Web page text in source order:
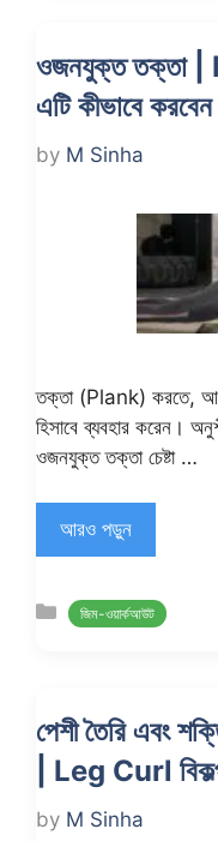
ওজনযুক্ত তক্তা |
এটি কীভাবে
by M Sinha
তক্তা (Plank) করতে,
হিসাবে ব্যবহার করেন।
ওজনযুক্ত তক্তা চেষ্টা …
আরও পড়ুন
Categories
জিম-ওয়ার্কআউট
পেশী তৈরি এবং
| Leg Curl
by M Sinha